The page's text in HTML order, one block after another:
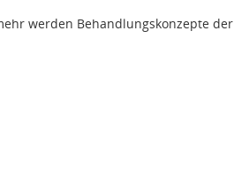
werden Behandlungskonzepte der